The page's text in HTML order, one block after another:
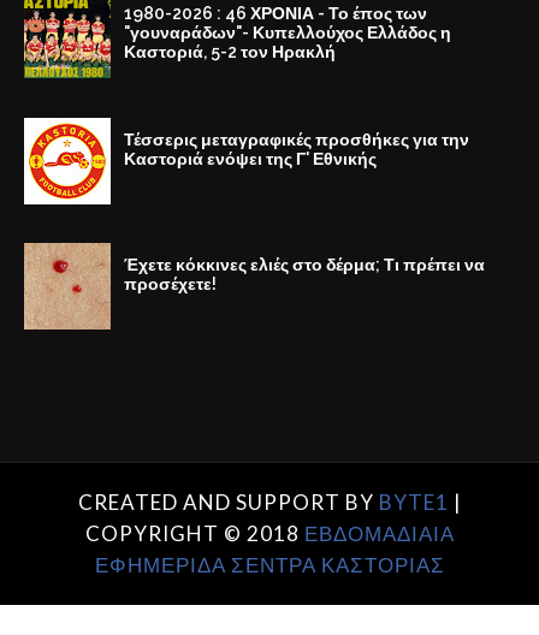
1980-2026 : 46 ΧΡΟΝΙΑ - Το έπος των
"γουναράδων"- Κυπελλούχος Ελλάδος η
Καστοριά, 5-2 τον Ηρακλή
Τέσσερις μεταγραφικές προσθήκες για την
Καστοριά ενόψει της Γ' Εθνικής
Έχετε κόκκινες ελιές στο δέρμα; Τι πρέπει να
προσέχετε!
CREATED AND SUPPORT BY BYTE1 |
COPYRIGHT © 2018 ΕΒΔΟΜΑΔΙΑΙΑ
ΕΦΗΜΕΡΙΔΑ ΣΕΝΤΡΑ ΚΑΣΤΟΡΙΑΣ